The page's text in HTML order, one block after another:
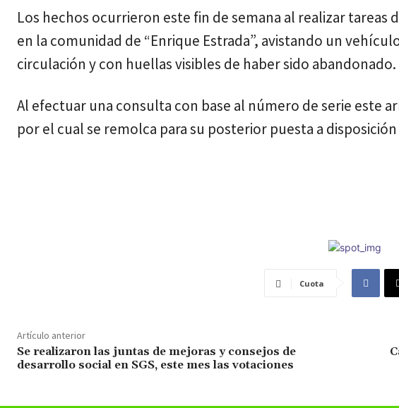
Los hechos ocurrieron este fin de semana al realizar tareas
en la comunidad de “Enrique Estrada”, avistando un
circulación y con huellas visibles de haber sido abandonado.
Al efectuar una consulta con base al número de serie este
por el cual se remolca para su posterior puesta a
Cuota
Artículo anterior
Se realizaron las juntas de mejoras y consejos de
desarrollo social en SGS, este mes las votaciones